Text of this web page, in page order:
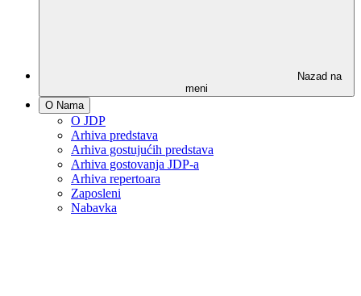
Nazad na
meni
O Nama
O JDP
Arhiva predstava
Arhiva gostujućih predstava
Arhiva gostovanja JDP-a
Arhiva repertoara
Zaposleni
Nabavka